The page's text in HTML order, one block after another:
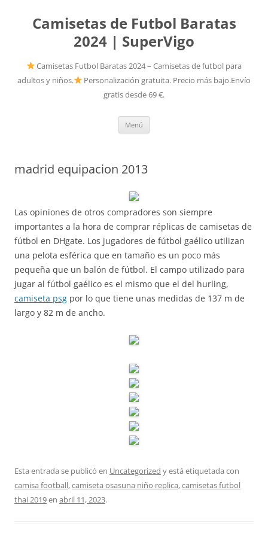
Camisetas de Futbol Baratas
2024 | SuperVigo
Camisetas Futbol Baratas 2024 – Camisetas de futbol para
adultos y niños.
Personalización gratuita. Precio más bajo.Envío
gratis desde 69 €.
Menú
madrid equipacion 2013
Las opiniones de otros compradores son siempre
importantes a la hora de comprar réplicas de camisetas de
fútbol en DHgate. Los jugadores de fútbol gaélico utilizan
una pelota esférica que en tamaño es un poco más
pequeña que un balón de fútbol. El campo utilizado para
jugar al fútbol gaélico es el mismo que el del hurling,
camiseta psg por lo que tiene unas medidas de 137 m de
largo y 82 m de ancho.
Esta entrada se publicó en Uncategorized y está etiquetada con
camisa football,camiseta osasuna niño replica,camisetas futbol
thai 2019en abril 11, 2023.